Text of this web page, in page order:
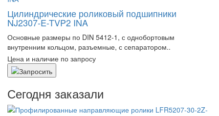
Цилиндрические роликовый подшипники
NJ2307-E-TVP2 INA
Основные размеры по DIN 5412-1, с однобортовым
внутренним кольцом, разъемные, с сепаратором..
Цена и наличие по запросу
Сегодня заказали